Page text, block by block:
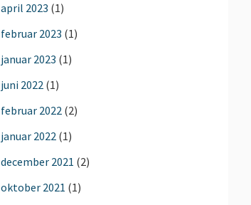
april 2023 (1)
februar 2023 (1)
januar 2023 (1)
juni 2022 (1)
februar 2022 (2)
januar 2022 (1)
december 2021 (2)
oktober 2021 (1)